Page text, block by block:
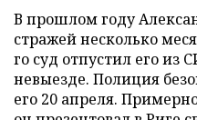
В прошлом году
стражей несколько
го суд отпустил его из
невыезде. Полиция
его 20 апреля.